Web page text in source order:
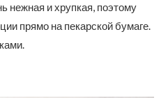
нежная и хрупкая, поэтому
прямо на пекарской бумаге.